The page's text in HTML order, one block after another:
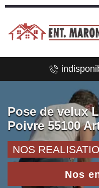
Pose de velux
Poivre 55100
NOS
Nos